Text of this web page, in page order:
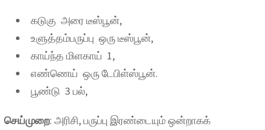
கடுகு அரை டீஸ்பூன்,
உளுத்தம்பருப்பு ஒரு டீஸ்பூன்,
காய்ந்த மிளகாய் 1,
எண்ணெய் ஒரு டேபிள்ஸ்பூன்.
பூண்டு 3 பல்,
செய்முறை: அரிசி, பருப்பு இரண்டையும் ஒன்றாகக்